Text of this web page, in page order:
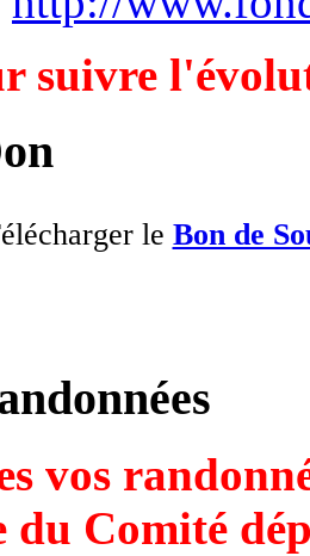
suivre
le Bon de
vos
du Comité